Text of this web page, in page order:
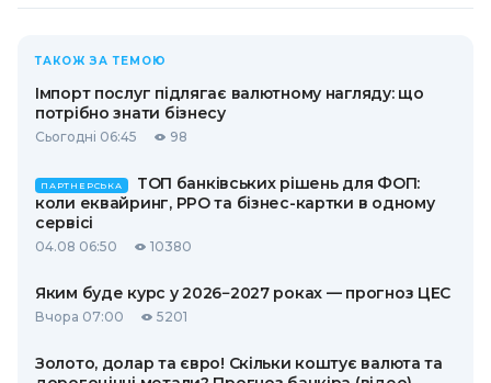
ТАКОЖ ЗА ТЕМОЮ
Імпорт послуг підлягає валютному нагляду: що
потрібно знати бізнесу
Сьогодні 06:45 98
ПАРТНЕРСЬКА
ТОП банківських рішень для ФОП:
коли еквайринг, РРО та бізнес-картки в одному
сервісі
04.08 06:50 10380
Яким буде курс у 2026−2027 роках — прогноз ЦЕС
Вчора 07:00 5201
Золото, долар та євро! Скільки коштує валюта та